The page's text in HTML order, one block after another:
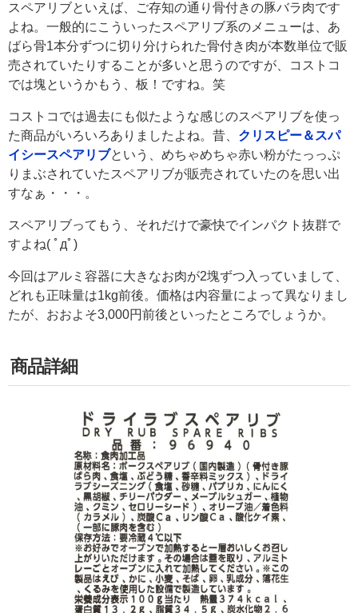
スペアリブといえば、ご存知の通り骨付きの豚バラ肉です
よね。一般的にこういったスペアリブ系のメニューは、あ
ばら骨1本分ずつに切り分けられた骨付き肉が本数単位で販
売されていたりすることが多いと思うのですが、コストコ
では塊というかもう、板！ですね。笑
コストコでは過去にも似たような感じのスペアリブを使っ
た商品がいろいろありましたよね。昔、 クリスピー＆スパ
イシースペアリブという、めちゃめちゃ赤い粉がたっっぷ
りまぶされていたスペアリブが販売されていたのを思い出
すなぁ・・・。
スペアリブってもう、それだけで豪快でインパクト抜群で
すよね( ﾟдﾟ)
今回はアルミ容器に大きなお肉が2塊ずつ入っていまして、
どれも正味量は1kg前後。価格は内容量によって異なりまし
たが、おおよそ3,000円前後といったところでしょうか。
商品詳細